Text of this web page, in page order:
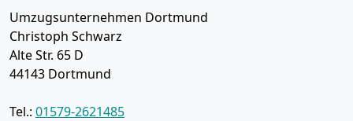
Umzugsunternehmen Dortmund
Christoph Schwarz
Alte Str. 65 D
44143 Dortmund
Tel.: 01579-2621485